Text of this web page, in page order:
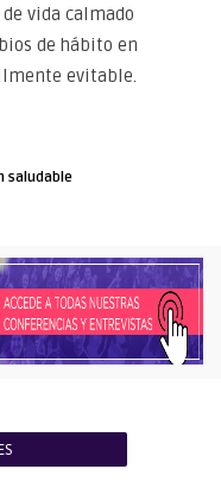
vida calmado
de hábito en
evitable.
saludable